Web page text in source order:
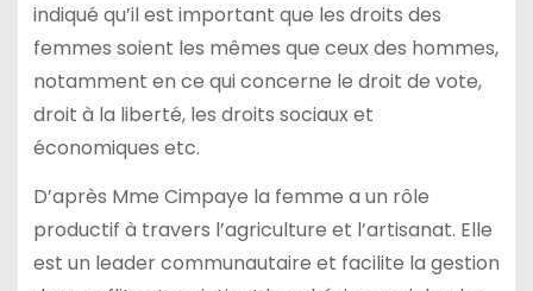
indiqué qu’il est important que les droits des
femmes soient les mêmes que ceux des hommes,
notamment en ce qui concerne le droit de vote,
droit à la liberté, les droits sociaux et
économiques etc.
D’après Mme Cimpaye la femme a un rôle
productif à travers l’agriculture et l’artisanat. Elle
est un leader communautaire et facilite la gestion